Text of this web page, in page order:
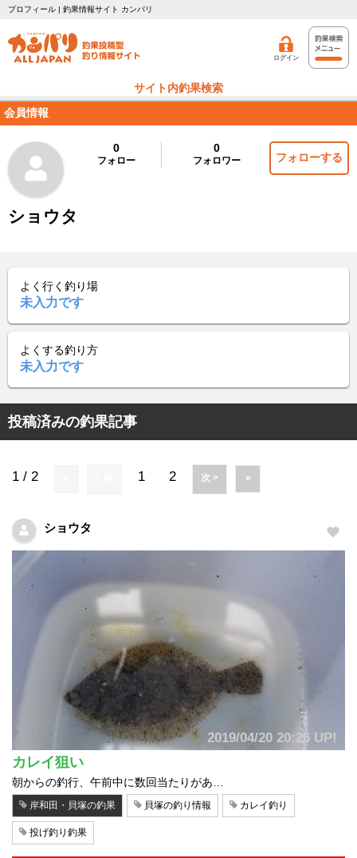
プロフィール | 釣果情報サイト カンパリ
ログイン
サイト内釣果検索
会員情報
0
フォロー
0
フォロワー フォローする
ショウタ
よく行く釣り場
未入力です
よくする釣り方
未入力です
投稿済みの釣果記事
1 / 2 1 2 次 > »
ショウタ
2019/04/20 20:26 UP!
カレイ狙い
朝からの釣行、午前中に数回当たりがあ…
岸和田・貝塚の釣果 貝塚の釣り情報 カレイ釣り
投げ釣り釣果